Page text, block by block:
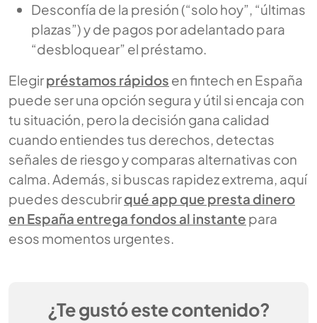
Desconfía de la presión (“solo hoy”, “últimas
plazas”) y de pagos por adelantado para
“desbloquear” el préstamo.
Elegirpréstamos rápidos en fintech en España
puede ser una opción segura y útil si encaja con
tu situación, pero la decisión gana calidad
cuando entiendes tus derechos, detectas
señales de riesgo y comparas alternativas con
calma. Además, si buscas rapidez extrema, aquí
puedes descubrirqué app que presta dinero
en España entrega fondos al instante para
esos momentos urgentes.
¿Te gustó este contenido?